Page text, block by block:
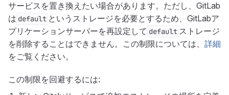
サービスを置き換えたい場合があります。ただし、GitLab
は default というストレージを必要とするため、GitLabア
プリケーションサーバーを再設定して default ストレージ
を削除することはできません。この制限については、 詳細
をご覧ください。
この制限を回避するには: